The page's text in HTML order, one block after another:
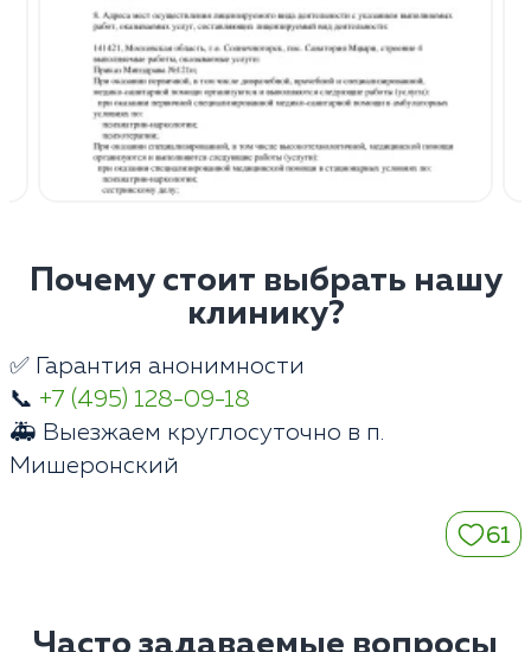
Почему стоит выбрать нашу
клинику?
✅ Гарантия анонимности
📞 +7 (495) 128-09-18
🚑 Выезжаем круглосуточно в п.
Мишеронский
61
Часто задаваемые вопросы